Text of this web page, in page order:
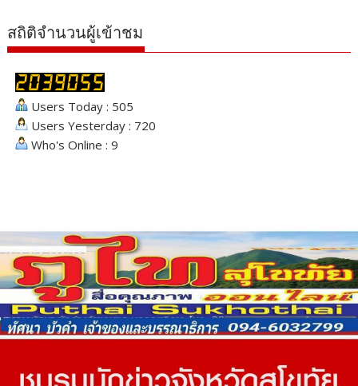
สถิติจำนวนผู้เข้าชม
Users Today : 505
Users Yesterday : 720
Who's Online : 9